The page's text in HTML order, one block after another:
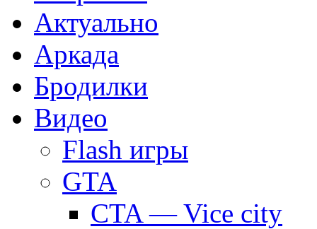
Актуально
Аркада
Бродилки
Видео
Flash игры
GTA
CTA — Vice city